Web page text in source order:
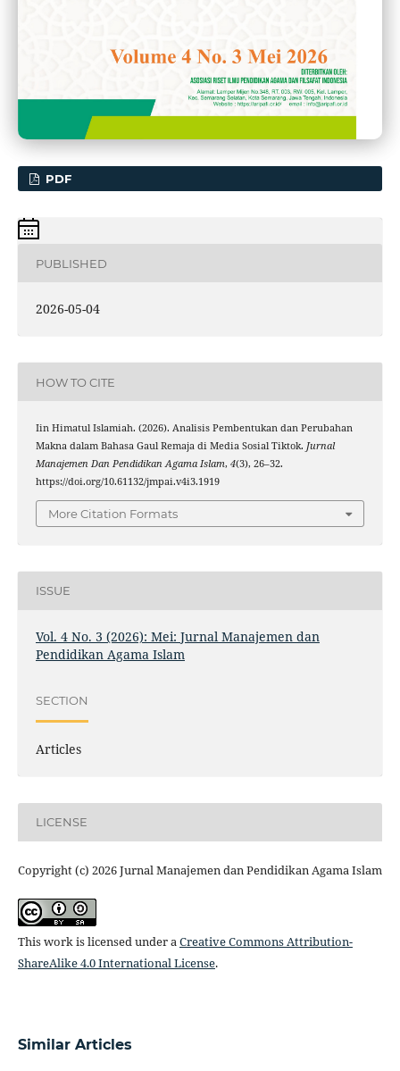
PDF
PUBLISHED
2026-05-04
HOW TO CITE
Iin Himatul Islamiah. (2026). Analisis Pembentukan dan Perubahan
Makna dalam Bahasa Gaul Remaja di Media Sosial Tiktok. Jurnal
Manajemen Dan Pendidikan Agama Islam, 4(3), 26–32.
https://doi.org/10.61132/jmpai.v4i3.1919
More Citation Formats
ISSUE
Vol. 4 No. 3 (2026): Mei: Jurnal Manajemen dan
Pendidikan Agama Islam
SECTION
Articles
LICENSE
Copyright (c) 2026 Jurnal Manajemen dan Pendidikan Agama Islam
This work is licensed under aCreative Commons Attribution-
ShareAlike 4.0 International License.
Similar Articles